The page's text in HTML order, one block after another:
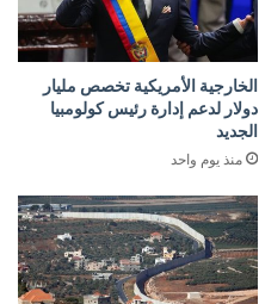
الخارجية الأمريكية تخصص مليار
دولار لدعم إدارة رئيس كولومبيا
الجديد
منذ يوم واحد